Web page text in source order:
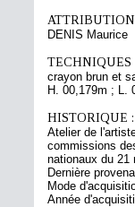
DENIS Maurice
TECHNIQUES
crayon brun et
H. 00,179m ; L.
HISTORIQUE :
Atelier de
commissions
nationaux du 21
Dernière
Mode
Année